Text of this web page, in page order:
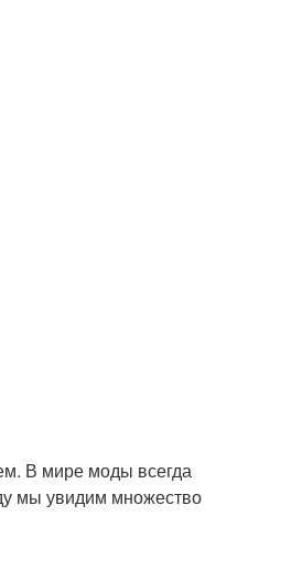
В мире моды всегда
мы увидим множество